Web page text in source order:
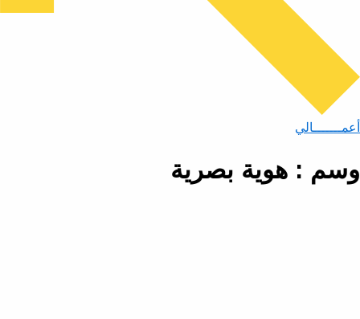
أعمـــــــالي
وسم : هوية بصرية